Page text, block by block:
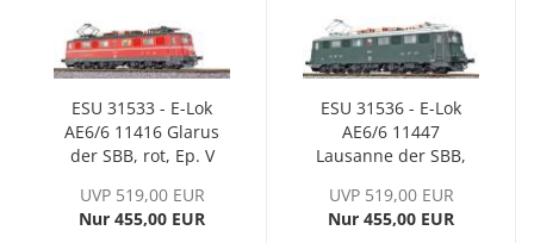
ESU 31533 - E-Lok
AE6/6 11416 Glarus
der SBB, rot, Ep. V
UVP 519,00 EUR
Nur 455,00 EUR
ESU 31536 - E-Lok
AE6/6 11447
Lausanne der SBB,
UVP 519,00 EUR
Nur 455,00 EUR